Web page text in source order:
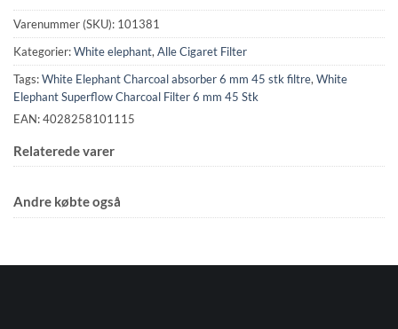
Varenummer (SKU): 101381
Kategorier:White elephant, Alle Cigaret Filter
Tags:White Elephant Charcoal absorber 6 mm 45 stk filtre, White
Elephant Superflow Charcoal Filter 6 mm 45 Stk
EAN: 4028258101115
Relaterede varer
Andre købte også